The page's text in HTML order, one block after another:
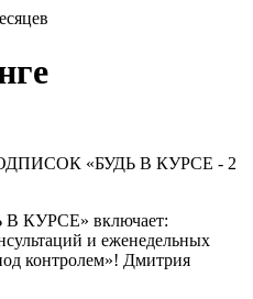
«БУДЬ В КУРСЕ - 2
КУРСЕ» включает:
и еженедельных
контролем»! Дмитрия